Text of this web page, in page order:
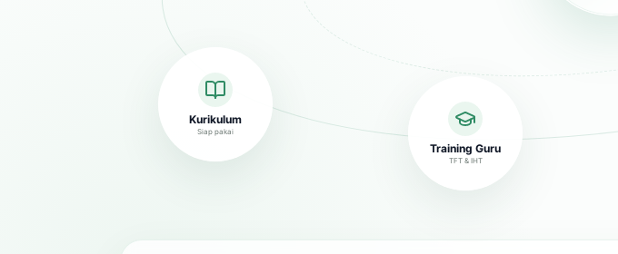
Training Guru
TFT & IHT
Kurikulum
Siap pakai